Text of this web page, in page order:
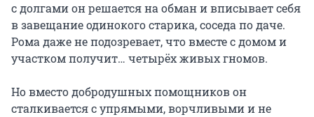
с долгами он решается на обман и вписывает себя
в завещание одинокого старика, соседа по даче.
Рома даже не подозревает, что вместе с домом и
участком получит… четырёх живых гномов.
Но вместо добродушных помощников он
сталкивается с упрямыми, ворчливыми и не